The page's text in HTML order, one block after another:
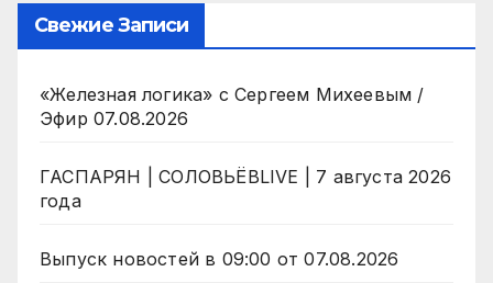
Свежие Записи
«Железная логика» с Сергеем Михеевым /
Эфир 07.08.2026
ГАСПАРЯН | СОЛОВЬЁВLIVE | 7 августа 2026
года
Выпуск новостей в 09:00 от 07.08.2026